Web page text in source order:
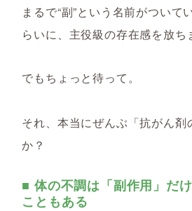
まるで“副”という名前がついて
らいに、主役級の存在感を放ち
でもちょっと待って。
それ、本当にぜんぶ「抗がん剤
か？
■ 体の不調は「副作用」だ
こともある